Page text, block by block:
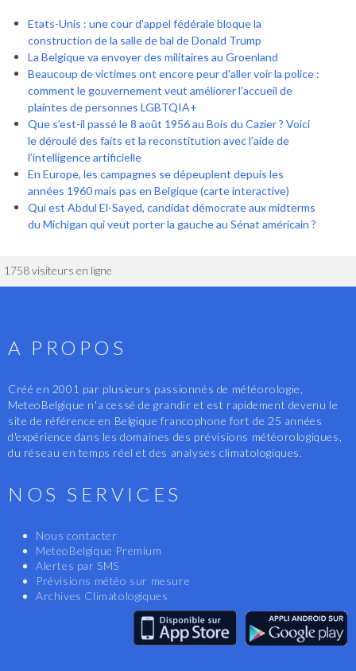
Etats-Unis : une cour d'appel fédérale bloque la
construction de la salle de bal de Donald Trump
La Belgique va envoyer des militaires au Groenland
Beaucoup de victimes ont encore peur d'aller voir la police :
comment le gouvernement veut améliorer l'accueil de
plaintes de personnes LGBTQIA+
Que s’est-il passé le 8 août 1956 au Bois du Cazier ? Voici
le déroulé des faits et la reconstitution avec l’aide de
l’intelligence artificielle
En Europe, les campagnes se dépeuplent depuis les
années 1960 mais pas en Belgique (carte interactive)
Qui est Abdul El-Sayed, candidat démocrate aux midterms
du Michigan qui veut porter la gauche au Sénat américain ?
1758 visiteurs en ligne
A PROPOS
Créé en 2001 par plusieurs passionnés de météorologie,
MeteoBelgique n'a cessé de grandir et est rapidement devenu le
site de référence en Belgique francophone fort de 25 années
d'expérience dans les domaines des prévisions météorologiques,
du réseau en temps réel et des analyses climatologiques.
NOS SERVICES
Nous contacter
MeteoBelgique Premium
Alertes par SMS
Prévisions météo sur mesure
Archives Climatologiques